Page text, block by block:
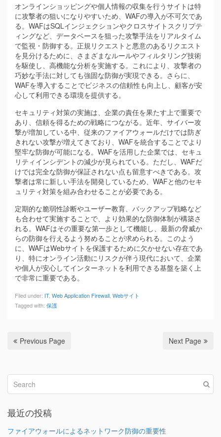
オンラインショッピングや個人情報の収集を行うサイトは特
に攻撃者の狙いになりやすいため、WAFの導入が不可欠であ
る。WAFはSQLインジェクションやクロスサイトスクリプテ
ィングなど、データベースを狙った攻撃手法をリアルタイム
で監視・防御する。正規リクエストと悪意のあるリクエスト
を見分けるために、さまざまなルールやフィルタリング技術
を駆使し、高機能な分析を実施する。これにより、攻撃者の
巧妙な手法に対しても強固な防御が実現できる。さらに、
WAFを導入することでビジネスの信頼性も向上し、顧客が安
心して利用できる環境を提供する。
セキュリティ対策の実施は、企業の責任を果たす上で重要で
あり、信頼を得るための戦略につながる。近年、サイバー攻
撃が増加している中、従来のファイアウォールだけでは防ぎ
きれない攻撃が増えてきており、WAFを統合することでより
堅牢な防御が可能になる。WAFを活用した企業では、セキュ
リティインシデントの減少が見られている。ただし、WAFだ
けでは完全な防御が保証されない点も留意すべきである。攻
撃者は常に新しい手法を開発しているため、WAFと他のセキ
ュリティ対策を組み合わせることが必要である。
定期的な脆弱性診断やユーザー教育、バックアップ戦略など
も合わせて実施することで、より効果的な防御体制が構築さ
れる。WAFはその重要な第一歩として機能し、最新の脅威か
らの防御を行えるよう努めることが求められる。このよう
に、WAFはWebサイトを保護するために欠かせない存在であ
り、特にオンライン活動にリスクが伴う現代において、企業
や個人が安心してインターネットを利用できる基盤を築く上
で非常に重要である。
Filed under: IT, Web Application Firewall Webサイト
Tagged with: 保護
Previous Page Next Page
最近の投稿
ファイアウォールによるネットワーク防御の重要性